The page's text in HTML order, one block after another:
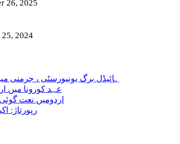
26, 2025
2024
ہائیڈل برگ یونیورسٹی ، جرمنی
عہد کورونا میں
اردومیں نعت
رپورتاژ: